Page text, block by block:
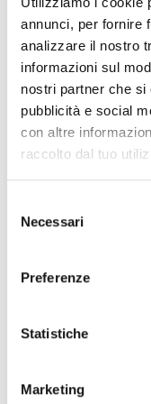
annunci, per fornire
analizzare il nostro
informazioni sul
nostri partner che si
pubblicità e social
con altre
raccolto dal tuo
delNecessari
Preferenze
Statistiche
Marketing
unidades), color
arrow_back
Este producto
siguientes